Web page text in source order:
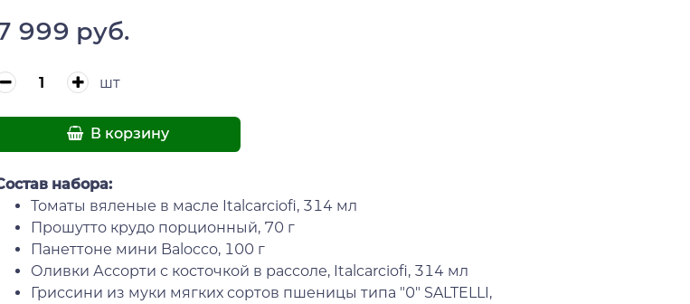
999 руб.
шт
В корзину
набора:
Томаты вяленые в масле Italcarciofi, 314 мл
Прошутто крудо порционный, 70 г
Панеттоне мини Balocco, 100 г
Оливки Ассорти с косточкой в рассоле, Italcarciofi, 314 мл
Гриссини из муки мягких сортов пшеницы типа "0" SALTELLI,